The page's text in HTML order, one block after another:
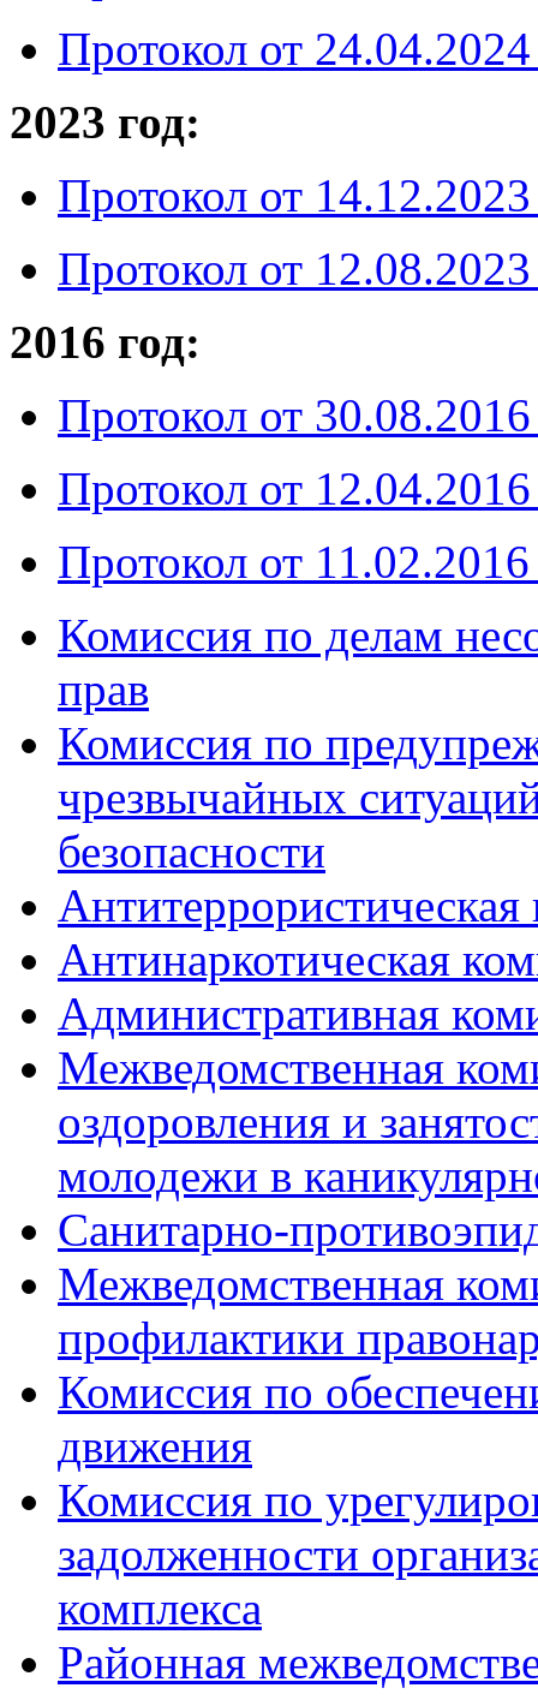
Протокол от 24.04.2024
2023 год:
Протокол от 14.12.2023
Протокол от 12.08.2023
2016 год:
Протокол от 30.08.2016
Протокол от 12.04.2016
Протокол от 11.02.2016
Комиссия по делам
прав
Комиссия по
чрезвычайных
безопасности
Антитеррористическая
Антинаркотическая
Административная
Межведомственная
оздоровления и
молодежи в
Санитарно-
Межведомственная
профилактики
Комиссия по
движения
Комиссия по
задолженности
комплекса
Районная